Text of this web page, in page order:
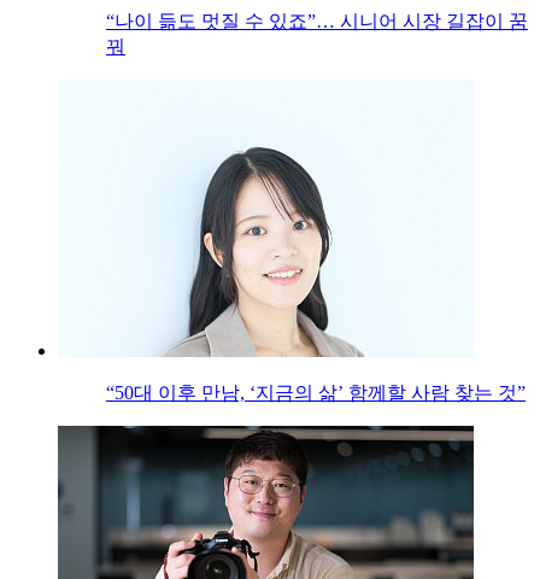
“나이 듦도 멋질 수 있죠”… 시니어 시장 길잡이 꿈
꿔
“50대 이후 만남, ‘지금의 삶’ 함께할 사람 찾는 것”